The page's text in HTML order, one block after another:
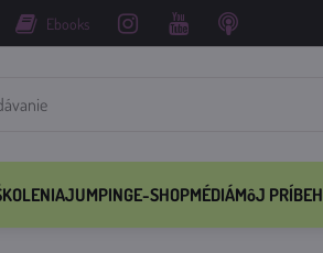
Ebooks
JUMPINGE-SHOPMÉDIÁMôJ PRÍBEH